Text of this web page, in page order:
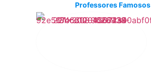
Professores Famosos